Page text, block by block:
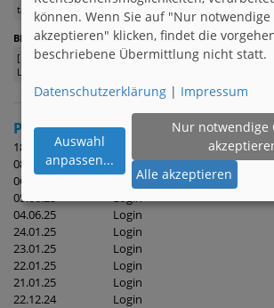
BBCode(z. B. für Foren)
Punktehistorie (die letzten 10 Aktionen)
18.09.25
08.06.25
Login
06.06.25
Login
05.06.25
Login
04.06.25
Login
24.01.25
Login
23.01.25
Login
22.01.25
Login
21.01.25
Login
22.12.24
Login
können. Wenn Sie auf "Nur notwendige
akzeptieren" klicken, findet die
beschriebene Übermittlung nicht statt.
Datenschutzerklärung | Impressum
Auswahl
anpassen...
Nur notwendige
Alle akzeptieren